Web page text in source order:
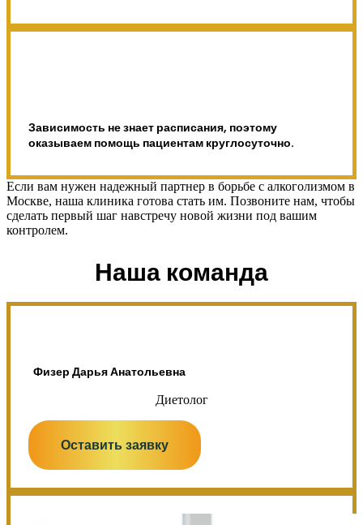
Зависимость не знает расписания, поэтому
оказываем помощь пациентам круглосуточно.
Если вам нужен надежный партнер в борьбе с алкоголизмом в
Москве, наша клиника готова стать им. Позвоните нам, чтобы
сделать первый шаг навстречу новой жизни под вашим
контролем.
Наша команда
Физер Дарья Анатольевна
Диетолог
Оставить заявку